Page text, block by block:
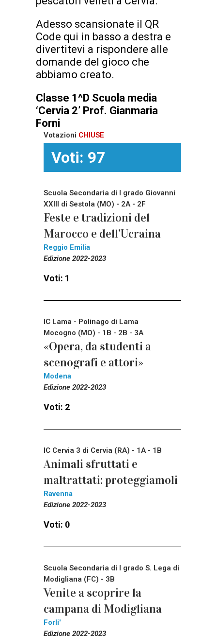
Adesso scansionate il QR
Code qui in basso a destra e
divertitevi a rispondere alle
domande del gioco che
abbiamo creato.
Classe 1^D Scuola media
‘Cervia 2’ Prof. Gianmaria
Forni
Votazioni CHIUSE
Voti: 97
Scuola Secondaria di I grado Giovanni
XXIII di Sestola (MO) - 2A - 2F
Feste e tradizioni del
Marocco e dell’Ucraina
Reggio Emilia
Edizione 2022-2023
Voti: 1
IC Lama - Polinago di Lama
Mocogno (MO) - 1B - 2B - 3A
«Opera, da studenti a
scenografi e attori»
Modena
Edizione 2022-2023
Voti: 2
IC Cervia 3 di Cervia (RA) - 1A - 1B
Animali sfruttati e
maltrattati: proteggiamoli
Ravenna
Edizione 2022-2023
Voti: 0
Scuola Secondaria di I grado S. Lega di
Modigliana (FC) - 3B
Venite a scoprire la
campana di Modigliana
Forli'
Edizione 2022-2023